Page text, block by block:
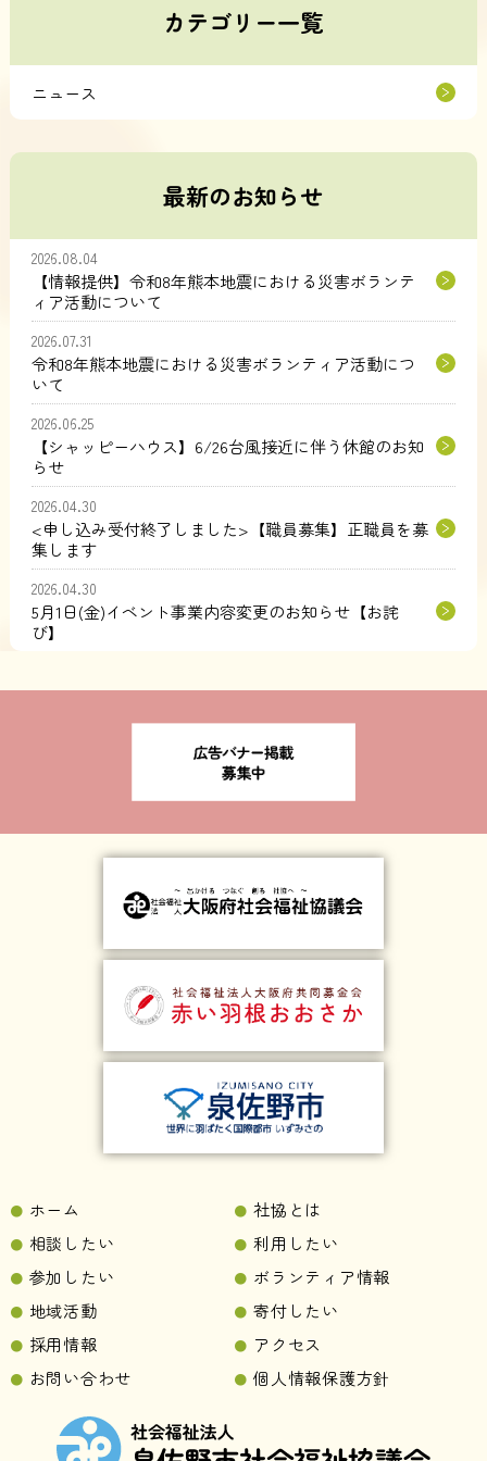
カテゴリー一覧
ニュース
最新のお知らせ
2026.08.04
【情報提供】令和8年熊本地震における災害ボランテ
ィア活動について
2026.07.31
令和8年熊本地震における災害ボランティア活動につ
いて
2026.06.25
【シャッピーハウス】6/26台風接近に伴う休館のお知
らせ
2026.04.30
<申し込み受付終了しました>【職員募集】正職員を募
集します
2026.04.30
5月1日(金)イベント事業内容変更のお知らせ【お詫
び】
ホーム
社協とは
相談したい
利用したい
参加したい
ボランティア情報
地域活動
寄付したい
採用情報
アクセス
お問い合わせ
個人情報保護方針